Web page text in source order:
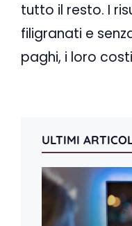
tutto il resto. I
filigranati e
paghi, i loro
ULTIMI